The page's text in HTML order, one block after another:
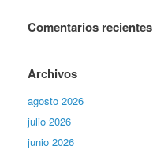
Comentarios recientes
Archivos
agosto 2026
julio 2026
junio 2026